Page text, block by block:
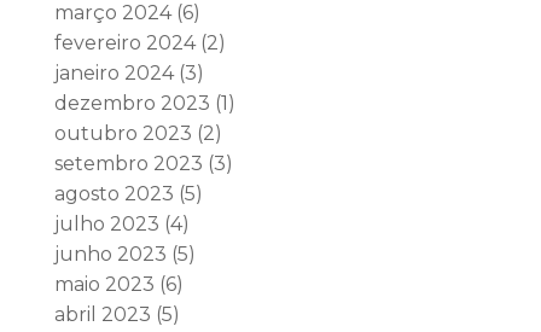
março 2024(6)
fevereiro 2024(2)
janeiro 2024(3)
dezembro 2023 (1)
outubro 2023 (2)
setembro 2023 (3)
agosto 2023 (5)
julho 2023 (4)
junho 2023 (5)
maio 2023 (6)
abril 2023 (5)